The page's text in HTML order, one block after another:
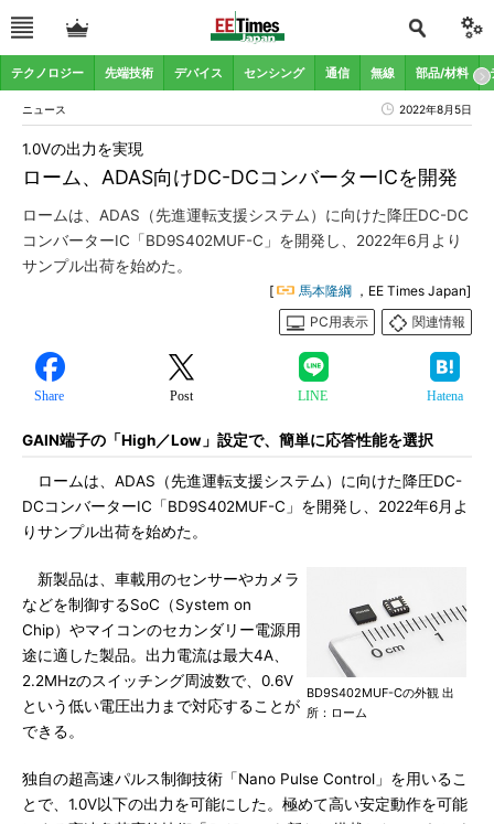
テクノロジー 先端技術 デバイス センシング 通信 無線 部品/材料
ニュース 2022年8月5日
ローム、ADAS向けDC-DCコンバーターICを開発
1.0Vの出力を実現
ロームは、ADAS（先進運転支援システム）に向けた降圧DC-DC
コンバーターIC「BD9S402MUF-C」を開発し、2022年6月より
サンプル出荷を始めた。
[ 馬本隆綱 ，EE Times Japan]
PC用表示
関連情報
Share Post LINE Hatena
GAIN端子の「High／Low」設定で、簡単に応答性能を選択
ロームは、ADAS（先進運転支援システム）に向けた降圧DC-
DCコンバーターIC「BD9S402MUF-C」を開発し、2022年6月よ
りサンプル出荷を始めた。
BD9S402MUF-Cの外観 出
所：ローム
新製品は、車載用のセンサーやカメラ
などを制御するSoC（System on
Chip）やマイコンのセカンダリー電源用
途に適した製品。出力電流は最大4A、
2.2MHzのスイッチング周波数で、0.6V
という低い電圧出力まで対応することが
できる。
独自の超高速パルス制御技術「Nano Pulse Control」を用いるこ
とで、1.0V以下の出力を可能にした。極めて高い安定動作を可能